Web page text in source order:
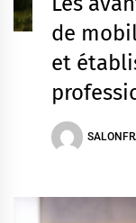
de
et